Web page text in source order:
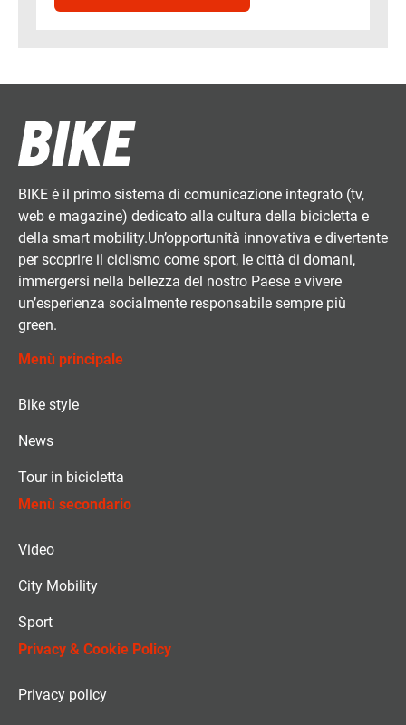
BIKE è il primo sistema di comunicazione integrato (tv,
web e magazine) dedicato alla cultura della bicicletta e
della smart mobility.Un’opportunità innovativa e divertente
per scoprire il ciclismo come sport, le città di domani,
immergersi nella bellezza del nostro Paese e vivere
un’esperienza socialmente responsabile sempre più
green.
Menù principale
Bike style
News
Tour in bicicletta
Menù secondario
Video
City Mobility
Sport
Privacy & Cookie Policy
Privacy policy